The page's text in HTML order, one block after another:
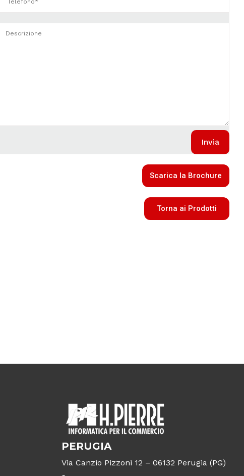
Scarica la Brochure
Torna ai Prodotti
PERUGIA
Via Canzio Pizzoni 12 – 06132 Perugia (PG)